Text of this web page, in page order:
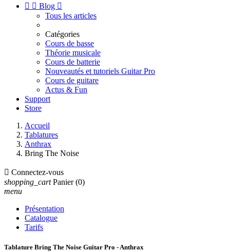
  Blog 
Tous les articles
Catégories
Cours de basse
Théorie musicale
Cours de batterie
Nouveautés et tutoriels Guitar Pro
Cours de guitare
Actus & Fun
Support
Store
Accueil
Tablatures
Anthrax
Bring The Noise
 Connectez-vous
shopping_cart Panier (0)
menu
Présentation
Catalogue
Tarifs
Tablature Bring The Noise Guitar Pro - Anthrax